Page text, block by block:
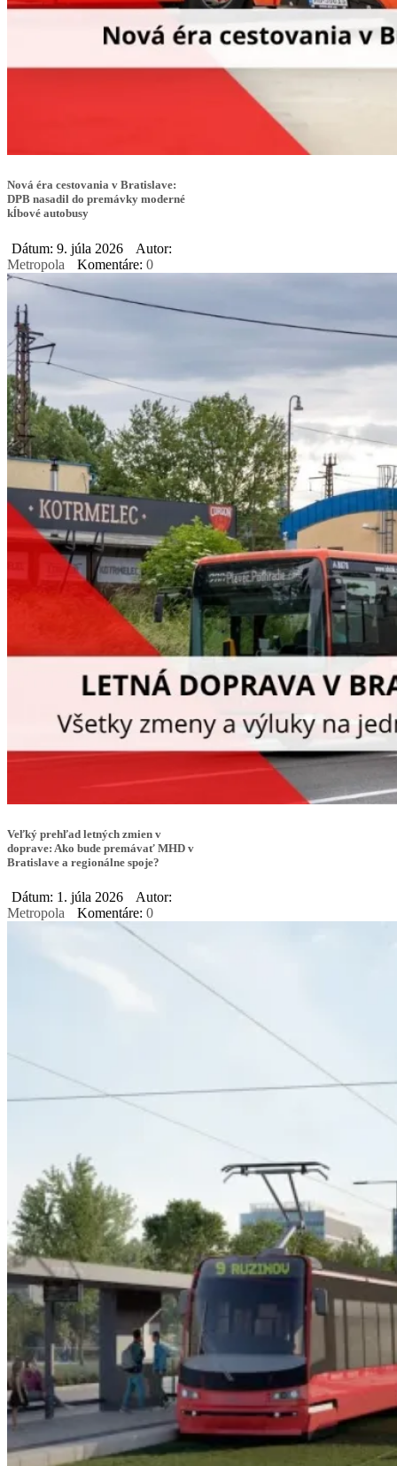
Nová éra cestovania v Bratislave:
DPB nasadil do premávky moderné
kĺbové autobusy
Dátum: 9. júla 2026
Autor:
Metropola
Komentáre: 0
Veľký prehľad letných zmien v
doprave: Ako bude premávať MHD v
Bratislave a regionálne spoje?
Dátum: 1. júla 2026
Autor:
Metropola
Komentáre: 0